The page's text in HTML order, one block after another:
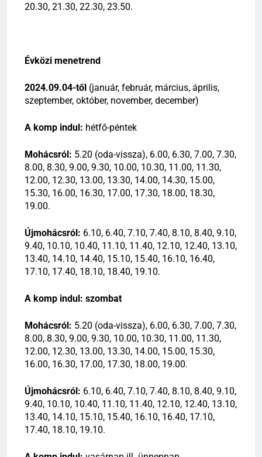
20.30, 21.30, 22.30, 23.50.
Évközi menetrend
2024.09.04-től (január, február, március, április,
szeptember, október, november, december)
A komp indul: hétfő-péntek
Mohácsról: 5.20 (oda-vissza), 6.00, 6.30, 7.00, 7.30,
8.00, 8.30, 9.00, 9.30, 10.00, 10.30, 11.00, 11.30,
12.00, 12.30, 13.00, 13.30, 14.00, 14.30, 15.00,
15.30, 16.00, 16.30, 17.00, 17.30, 18.00, 18.30,
19.00.
Újmohácsról: 6.10, 6.40, 7.10, 7.40, 8.10, 8.40, 9.10,
9.40, 10.10, 10.40, 11.10, 11.40, 12.10, 12.40, 13.10,
13.40, 14.10, 14.40, 15.10, 15.40, 16.10, 16.40,
17.10, 17.40, 18.10, 18.40, 19.10.
A komp indul: szombat
Mohácsról: 5.20 (oda-vissza), 6.00, 6.30, 7.00, 7.30,
8.00, 8.30, 9.00, 9.30, 10.00, 10.30, 11.00, 11.30,
12.00, 12.30, 13.00, 13.30, 14.00, 15.00, 15.30,
16.00, 16.30, 17.00, 17.30, 18.00, 19.00.
Újmohácsról: 6.10, 6.40, 7.10, 7.40, 8.10, 8.40, 9.10,
9.40, 10.10, 10.40, 11.10, 11.40, 12.10, 12.40, 13.10,
13.40, 14.10, 15.10, 15.40, 16.10, 16.40, 17.10,
17.40, 18.10, 19.10.